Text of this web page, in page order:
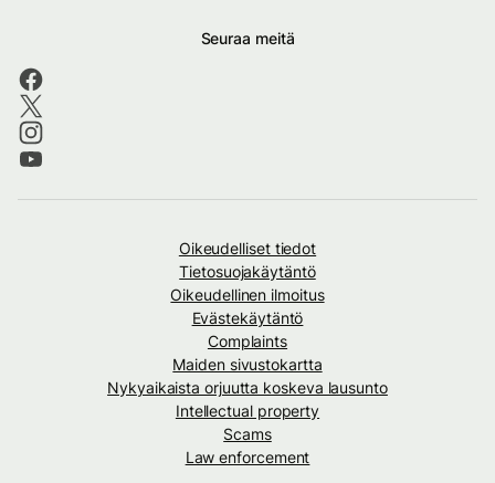
Seuraa meitä
Oikeudelliset tiedot
Tietosuojakäytäntö
Oikeudellinen ilmoitus
Evästekäytäntö
Complaints
Maiden sivustokartta
Nykyaikaista orjuutta koskeva lausunto
Intellectual property
Scams
Law enforcement